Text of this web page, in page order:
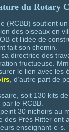
du Rotary
(RCBB) soutient
des oiseaux en
et l’idée de
fait son chemin.
directrice des
fructueuse.
le lien avec
, d’autre part de
soit 130 kits
le RCBB.
30 nichoirs au
des Prés Ritter
enseignant-e-s.